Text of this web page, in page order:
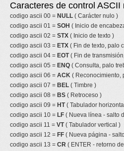
Caracteres de control ASCII
codigo ascii 00 = NULL ( Carácter nulo )
codigo ascii 01 = SOH ( Inicio de
codigo ascii 02 = STX ( Inicio de texto )
codigo ascii 03 = ETX ( Fin de texto, palo
codigo ascii 04 = EOT( Fin de
codigo ascii 05 = ENQ ( Consulta, palo
codigo ascii 06 = ACK ( Reconocimiento,
codigo ascii 07 = BEL ( Timbre )
codigo ascii 08 = BS ( Retroceso )
codigo ascii 09 = HT( Tabulador
codigo ascii 10 = LF ( Nueva línea - salto
codigo ascii 11 = VT( Tabulador vertical )
codigo ascii 12 = FF ( Nueva página -
codigo ascii 13 = CR ( ENTER - retorno